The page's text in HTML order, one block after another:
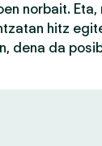
norbait. Eta,
hitz
dena da